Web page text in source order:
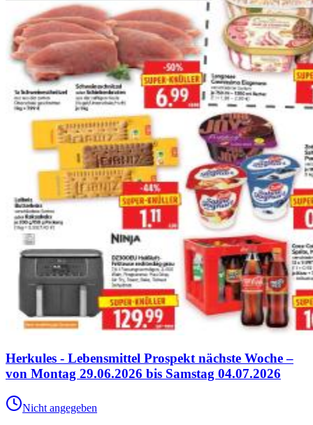
Herkules - Lebensmittel Prospekt nächste Woche –
von Montag 29.06.2026 bis Samstag 04.07.2026
Nicht angegeben